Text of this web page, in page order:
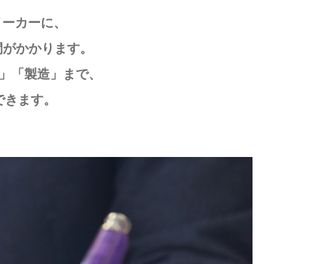
カーに、
かかります。
製造」まで、
ます。